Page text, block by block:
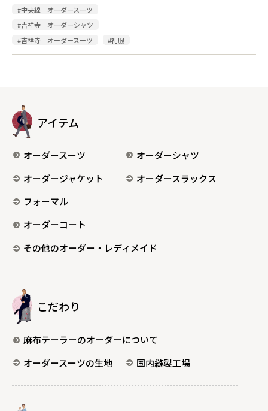
#中央線 オーダースーツ
#吉祥寺 オーダーシャツ
#吉祥寺 オーダースーツ
#礼服
アイテム
オーダースーツ
オーダーシャツ
オーダージャケット
オーダースラックス
フォーマル
オーダーコート
その他のオーダー・レディメイド
こだわり
麻布テーラーのオーダーについて
オーダースーツの生地
国内縫製工場